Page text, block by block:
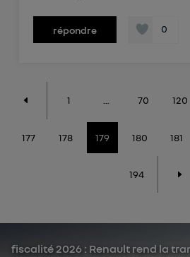
répondre 0
1 ... 70 120
177 178 179 180 181
194
fiscalité 2026 : Renault rend la